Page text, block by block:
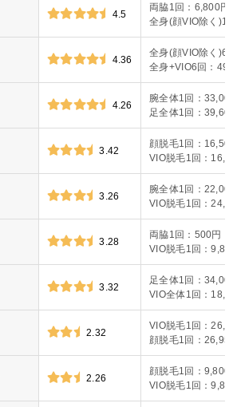
4.5
両脇1回：6,800円
全身(顔VIO除く)1
4.36
全身(顔VIO除く)6
全身+VIO6回：
4.26
腕全体1回：
足全体1回：
3.42
顔脱毛1回：
VIO脱毛1回：
3.26
腕全体1回：
VIO脱毛1回：
3.28
両脇1回：500円
VIO脱毛1回：
3.32
足全体1回：
VIO全体1回：
2.32
VIO脱毛1回：
顔脱毛1回：
2.26
顔脱毛1回：9,800
VIO脱毛1回：